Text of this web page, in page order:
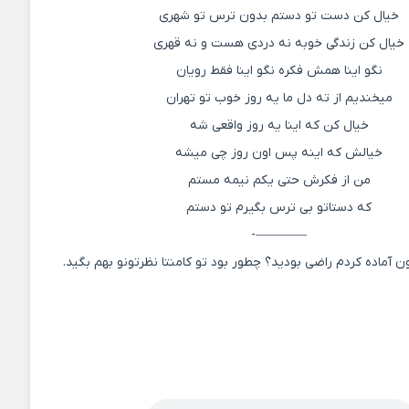
خیال کن دست تو دستم بدون ترس تو شهری
خیال کن زندگی خوبه نه دردی هست و نه قهری
نگو اینا همش فکره نگو اینا فقط رویان
میخندیم از ته دل ما یه روز خوب تو تهران
خیال کن که اینا یه روز واقعی شه
خیالش که اینه پس اون روز چی میشه
من از فکرش حتی یکم نیمه مستم
که دستاتو بی ترس بگیرم تو دستم
————-
آماده کردم راضی بودید؟ چطور بود تو کامنتا نظرتونو بهم بگید.